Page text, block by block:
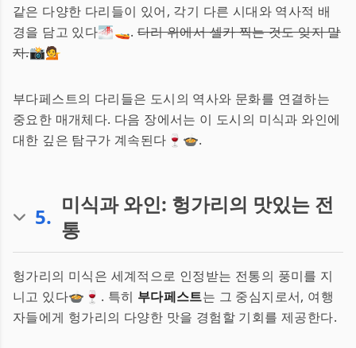
같은 다양한 다리들이 있어, 각기 다른 시대와 역사적 배
경을 담고 있다🌁🚤.다리 위에서 셀카 찍는 것도 잊지 말
자.📸💁
부다페스트의 다리들은 도시의 역사와 문화를 연결하는
중요한 매개체다. 다음 장에서는 이 도시의 미식과 와인에
대한 깊은 탐구가 계속된다🍷🍲.
5. 미식과 와인: 헝가리의 맛있는 전
통
헝가리의 미식은 세계적으로 인정받는 전통의 풍미를 지
니고 있다🍲🍷. 특히 부다페스트는 그 중심지로서, 여행
자들에게 헝가리의 다양한 맛을 경험할 기회를 제공한다.